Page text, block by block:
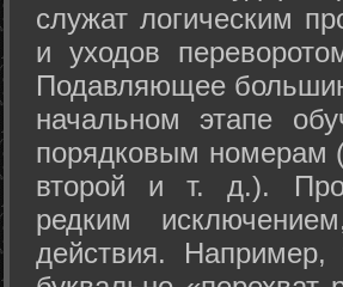
служат логическим
и уходов
Подавляющее
начальном этапе
порядковым номерам
второй и т. д.).
редким
действия. Например,